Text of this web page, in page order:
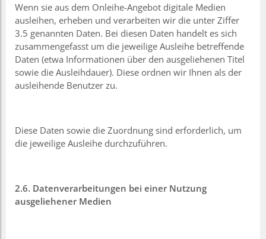
Wenn sie aus dem Onleihe-Angebot digitale Medien
ausleihen, erheben und verarbeiten wir die unter Ziffer
3.5 genannten Daten. Bei diesen Daten handelt es sich
zusammengefasst um die jeweilige Ausleihe betreffende
Daten (etwa Informationen über den ausgeliehenen Titel
sowie die Ausleihdauer). Diese ordnen wir Ihnen als der
ausleihende Benutzer zu.
Diese Daten sowie die Zuordnung sind erforderlich, um
die jeweilige Ausleihe durchzuführen.
2.6. Datenverarbeitungen bei einer Nutzung
ausgeliehener Medien